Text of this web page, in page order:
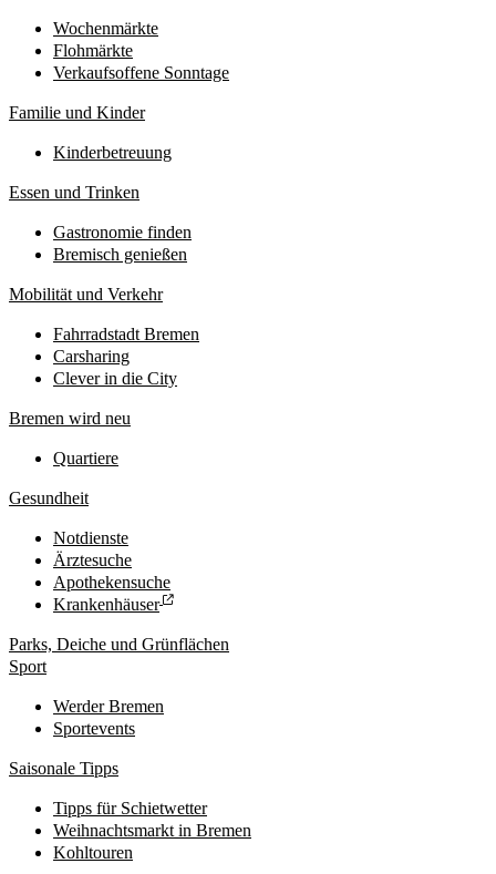
Wochenmärkte
Flohmärkte
Verkaufsoffene Sonntage
Familie und Kinder
Kinderbetreuung
Essen und Trinken
Gastronomie finden
Bremisch genießen
Mobilität und Verkehr
Fahrradstadt Bremen
Carsharing
Clever in die City
Bremen wird neu
Quartiere
Gesundheit
Notdienste
Ärztesuche
Apothekensuche
Krankenhäuser
Parks, Deiche und Grünflächen
Sport
Werder Bremen
Sportevents
Saisonale Tipps
Tipps für Schietwetter
Weihnachtsmarkt in Bremen
Kohltouren